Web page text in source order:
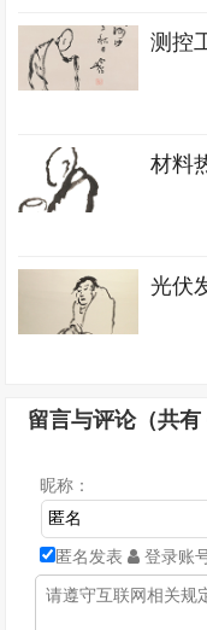
测控
材料
光伏
留言与评论（共有
昵称：
匿名发表 登录账